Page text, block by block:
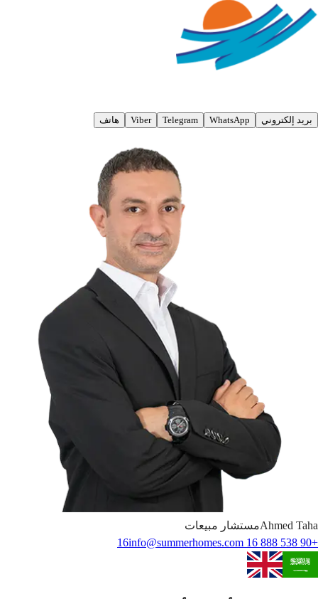
بريد إلكتروني WhatsApp
Telegram
Viber هاتف
Ahmed Taha
مستشار مبيعات
+90 538 888 16 16
info@summerhomes.com